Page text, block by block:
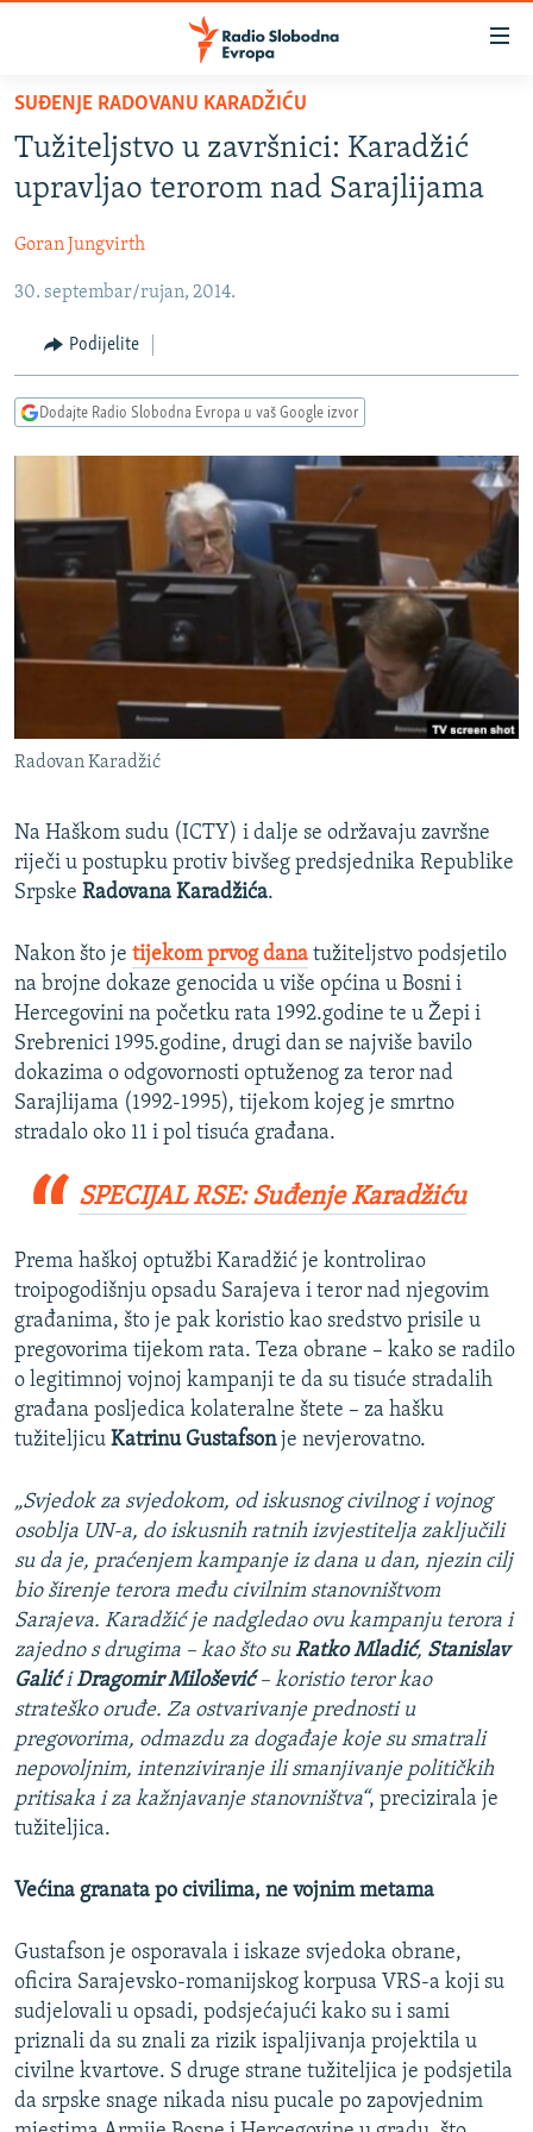
Pređite
glavni
sadržaj
Pređite
na
navigaciju
Pređite
pretragu
BOSNA I HERCEGOVINA
SRBIJA
KOSOVO
CRNA GORA
VIZUELNO
FOTOGALERIJE
PODCASTI
RAT U UKRAJINI
RSE PRIČE IZ SVIJETA
ISPRIČAJ MI
DNEVNO@RSE
SPECIJALI RSE
GENOCID U SREBRENICI
POPLAVE I KLIZIŠTA U BIH 2024.
POST SCRIPTUM
MOJA EVROPA
TRI DECENIJE OD RATA U BIH
SVE KARTE DEJTONA
NASTANAK I RASPAD JUGOSLAVIJE
Sve RFE/RL stranice
SUĐENJE RADOVANU KARADŽIĆU
Tužiteljstvo u završnici: Karadžić
upravljao terorom nad Sarajlijama
Goran Jungvirth
30. septembar/rujan, 2014.
Podijelite
Dodajte Radio Slobodna Evropa u vaš Google izvor
Radovan Karadžić
Na Haškom sudu (ICTY) i dalje se održavaju završne
riječi u postupku protiv bivšeg predsjednika Republike
Srpske Radovana Karadžića.
Nakon što je tijekom prvog dana tužiteljstvo podsjetilo
na brojne dokaze genocida u više općina u Bosni i
Hercegovini na početku rata 1992.godine te u Žepi i
Srebrenici 1995.godine, drugi dan se najviše bavilo
dokazima o odgovornosti optuženog za teror nad
Sarajlijama (1992-1995), tijekom kojeg je smrtno
stradalo oko 11 i pol tisuća građana.
SPECIJAL RSE: Suđenje Karadžiću
Prema haškoj optužbi Karadžić je kontrolirao
troipogodišnju opsadu Sarajeva i teror nad njegovim
građanima, što je pak koristio kao sredstvo prisile u
pregovorima tijekom rata. Teza obrane – kako se radilo
o legitimnoj vojnoj kampanji te da su tisuće stradalih
građana posljedica kolateralne štete – za hašku
tužiteljicu Katrinu Gustafsonje nevjerovatno.
„Svjedok za svjedokom, od iskusnog civilnog i vojnog
osoblja UN-a, do iskusnih ratnih izvjestitelja zaključili
su da je, praćenjem kampanje iz dana u dan, njezin cilj
bio širenje terora među civilnim stanovništvom
Sarajeva. Karadžić je nadgledao ovu kampanju terora i
zajedno s drugima – kao što suRatko Mladić, Stanislav
GalićiDragomir Milošević– koristio teror kao
strateško oruđe. Za ostvarivanje prednosti u
pregovorima, odmazdu za događaje koje su smatrali
nepovoljnim, intenziviranje ili smanjivanje političkih
pritisaka i za kažnjavanje stanovništva“, precizirala je
tužiteljica.
Većina granata po civilima, ne vojnim metama
Gustafson je osporavala i iskaze svjedoka obrane,
oficira Sarajevsko-romanijskog korpusa VRS-a koji su
sudjelovali u opsadi, podsjećajući kako su i sami
priznali da su znali za rizik ispaljivanja projektila u
civilne kvartove. S druge strane tužiteljica je podsjetila
da srpske snage nikada nisu pucale po zapovjednim